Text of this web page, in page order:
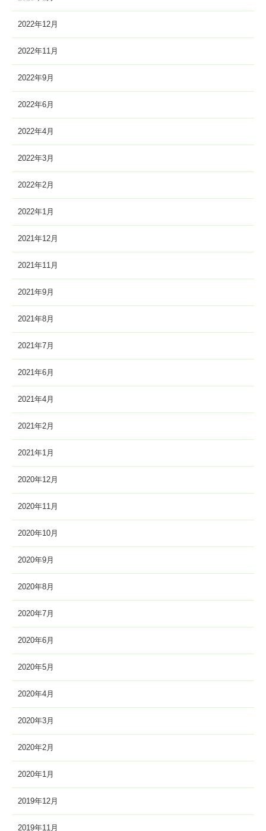
2022年12月
2022年11月
2022年9月
2022年6月
2022年4月
2022年3月
2022年2月
2022年1月
2021年12月
2021年11月
2021年9月
2021年8月
2021年7月
2021年6月
2021年4月
2021年2月
2021年1月
2020年12月
2020年11月
2020年10月
2020年9月
2020年8月
2020年7月
2020年6月
2020年5月
2020年4月
2020年3月
2020年2月
2020年1月
2019年12月
2019年11月